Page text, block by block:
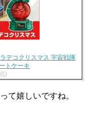
デコクリスマス 宇宙戦隊
トケーキ
)
て嬉しいですね。